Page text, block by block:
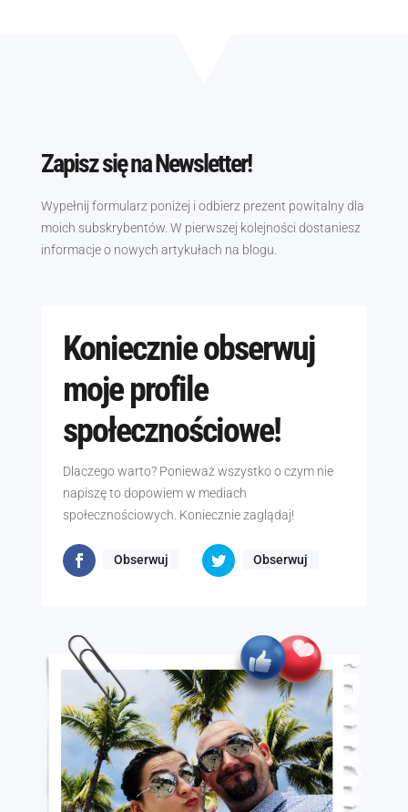
Zapisz się na Newsletter!
Wypełnij formularz poniżej i odbierz prezent powitalny dla
moich subskrybentów. W pierwszej kolejności dostaniesz
informacje o nowych artykułach na blogu.
Koniecznie obserwuj
moje profile
społecznościowe!
Dlaczego warto? Ponieważ wszystko o czym nie
napiszę to dopowiem w mediach
społecznościowych. Koniecznie zaglądaj!
Obserwuj Obserwuj